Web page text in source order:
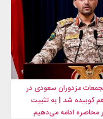
مزدوران سعودی در
کوبیده شد | به تثبیت
محاصره ادامه می‌دهیم